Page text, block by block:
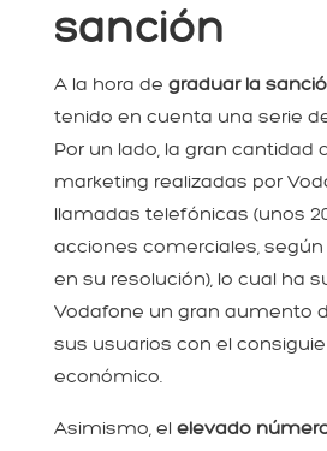
sanción
A la hora de graduar la
tenido en cuenta una serie
Por un lado, la gran cantidad
marketing realizadas por
llamadas telefónicas (unos
acciones comerciales, según
en su resolución), lo cual ha
Vodafone un gran aumento
sus usuarios con el
económico.
Asimismo, el elevado